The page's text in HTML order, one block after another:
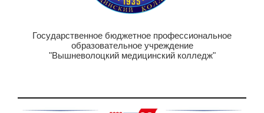
Государственное бюджетное профессиональное
образовательное учреждение
"Вышневолоцкий медицинский колледж"